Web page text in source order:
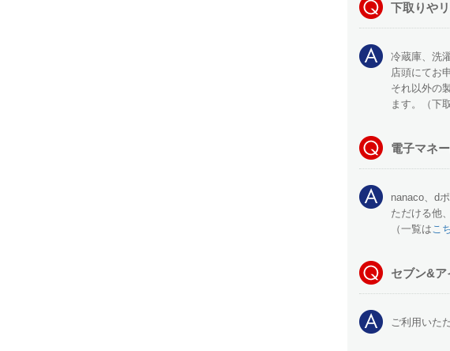
下取りや
冷蔵庫、洗
店頭にてお
それ以外の
ます。（下
電子マネ
nanaco、d
ただける他
（一覧はこ
セブン&ア
ご利用いた